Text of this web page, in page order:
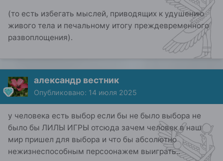
(то есть избегать мыслей, приводящих к удушению
живого тела и печальному итогу преждевременного
развоплощения).
александр вестник
Опубликовано: 14 июля 2025
у человека есть выбор если бы не было выбора не
было бы ЛИЛЫ ИГРЫ отсюда зачем человек в наш
мир пришел для выбора и что бы абсолютно
нежизнеспособным персоонажем выиграть..